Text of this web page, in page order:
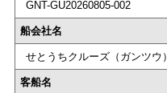
GNT-GU20260805-002
船会社名
せとうちクルーズ（ガンツウ）
客船名